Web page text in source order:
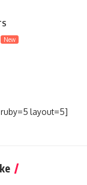
New
layout=5]